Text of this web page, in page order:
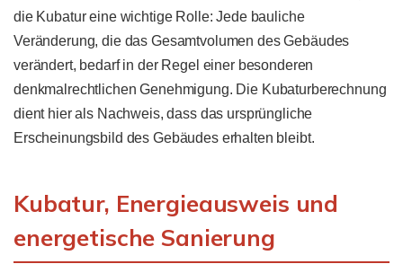
die Kubatur eine wichtige Rolle: Jede bauliche
Veränderung, die das Gesamtvolumen des Gebäudes
verändert, bedarf in der Regel einer besonderen
denkmalrechtlichen Genehmigung. Die Kubaturberechnung
dient hier als Nachweis, dass das ursprüngliche
Erscheinungsbild des Gebäudes erhalten bleibt.
Kubatur, Energieausweis und
energetische Sanierung